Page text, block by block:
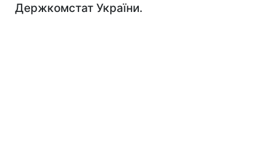
Держкомстат України.